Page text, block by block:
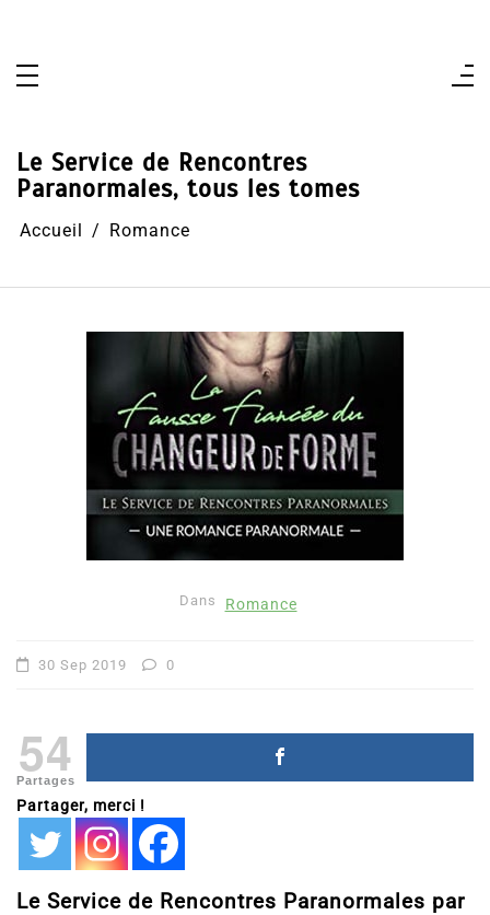
Le Service de Rencontres
Paranormales, tous les tomes
Accueil Romance
Dans Romance
30 Sep 2019 0
54
Partages
Partager, merci !
Le Service de Rencontres Paranormales par